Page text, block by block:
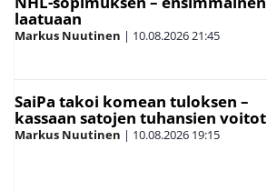
laatuaan
Markus Nuutinen | 10.08.202621:45
SaiPa takoi komean tuloksen –
kassaan satojen tuhansien voitot
Markus Nuutinen | 10.08.2026 19:15